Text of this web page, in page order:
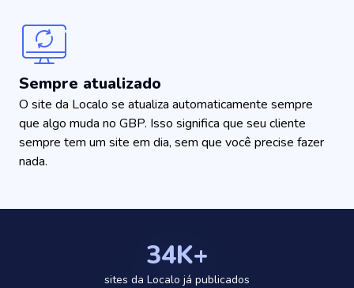
Sempre atualizado
O site da Localo se atualiza automaticamente sempre
que algo muda no GBP. Isso significa que seu cliente
sempre tem um site em dia, sem que você precise fazer
nada.
34K+
sites da Localo já publicados